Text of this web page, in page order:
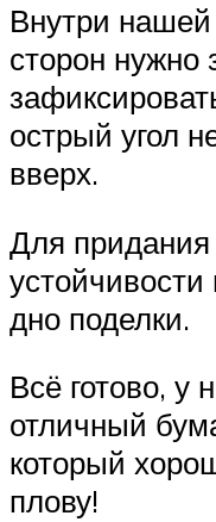
Внутри
сторон нужно
острый угол
вверх.
Для
дно поделки.
Всё готово, у
отличный
который
плову!